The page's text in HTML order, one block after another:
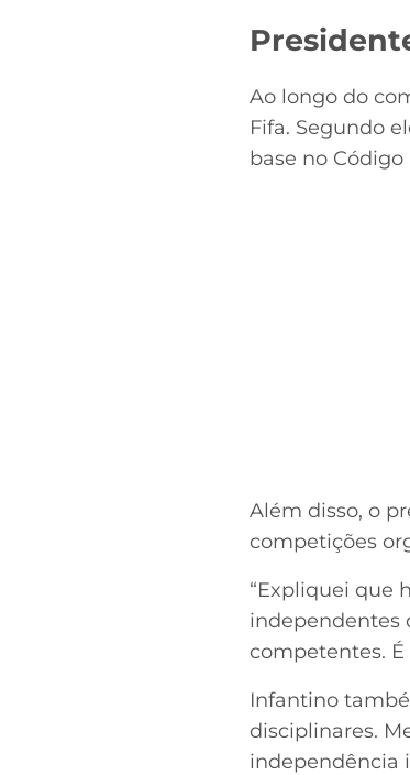
Ao longo do
Fifa. Segundo
base no
Além disso, o
competições
“Expliquei que
independentes
competentes. É
Infantino
disciplinares.
independência